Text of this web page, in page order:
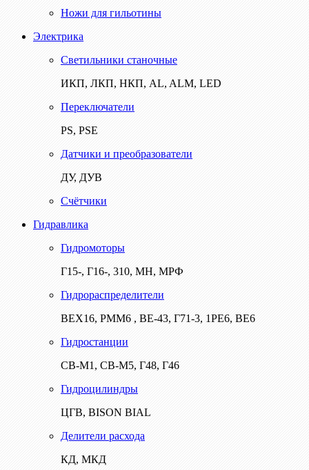
Ножи для гильотины
Электрика
Светильники станочные
ИКП, ЛКП, НКП, AL, ALM, LED
Переключатели
PS, PSE
Датчики и преобразователи
ДУ, ДУВ
Счётчики
Гидравлика
Гидромоторы
Г15-, Г16-, 310, МН, МРФ
Гидрораспределители
ВЕХ16, РММ6 , ВЕ-43, Г71-3, 1РЕ6, ВЕ6
Гидростанции
СВ-М1, СВ-М5, Г48, Г46
Гидроцилиндры
ЦГВ, BISON BIAL
Делители расхода
КД, МКД